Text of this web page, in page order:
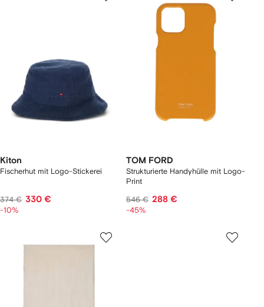
Kiton
Fischerhut mit Logo-Stickerei
374 € 330 €
-10%
TOM FORD
Strukturierte Handyhülle mit Logo-
Print
546 € 288 €
-45%